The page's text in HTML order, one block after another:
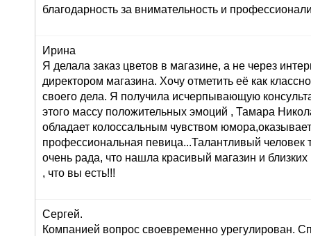
благодарность за внимательность и
Ирина
Я делала заказ цветов в магазине, а не через
директором магазина. Хочу отметить её как
своего дела. Я получила исчерпывающую
этого массу положительных эмоций , Тамара
обладает колоссальным чувством
профессиональная певица...Талантливый человек
очень рада, что нашла красивый магазин и
, что вы есть!!!
Сергей.
Компанией вопрос своевременно урегулирован.